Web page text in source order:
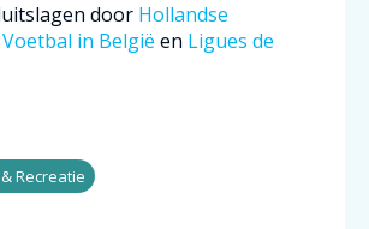
door Hollandse
Voetbal in België en Ligues de
Recreatie